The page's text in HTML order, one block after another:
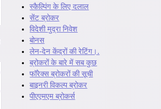
स्कैल्पिंग के लिए दलाल
सेंट ब्रोकर
विदेशी मुद्रा निवेश
बोनस
लेन-देन केंद्रों की रेटिंग।.
ब्रोकरों के बारे में सब कुछ
फॉरेक्स ब्रोकरों की सूची
बाइनरी विकल्प ब्रोकर
पीएएमएम ब्रोकर्स